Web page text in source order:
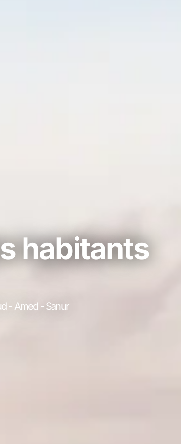
habitants
- Amed - Sanur